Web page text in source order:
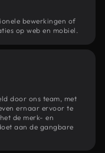
bewerkingen of
op web en mobiel.
door ons team, met
ernaar ervoor te
de merk- en
aan de gangbare